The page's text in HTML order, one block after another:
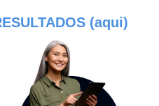
(aqui)